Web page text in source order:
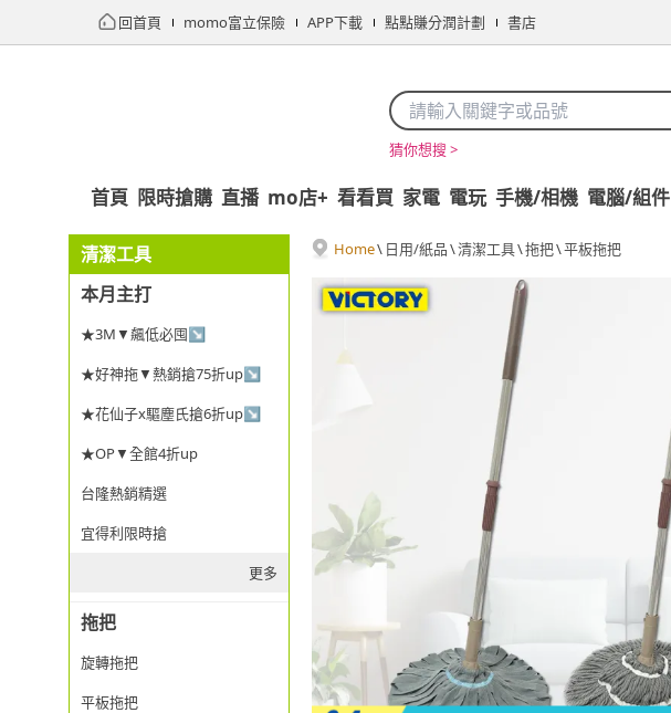
回首頁 momo富立保險 APP下載 點點賺分潤計劃 書店
猜你想搜 >
首頁 限時搶購 直播 mo店+ 看看買 家電 電玩 手機/相機 電腦/組件
清潔工具
本月主打
★3M▼飆低必囤↘
★好神拖▼熱銷搶75折up↘
★花仙子x驅塵氏搶6折up↘
★OP▼全館4折up
台隆熱銷精選
宜得利限時搶
更多
拖把
旋轉拖把
平板拖把
Home\ 日用/紙品\清潔工具\拖把\平板拖把